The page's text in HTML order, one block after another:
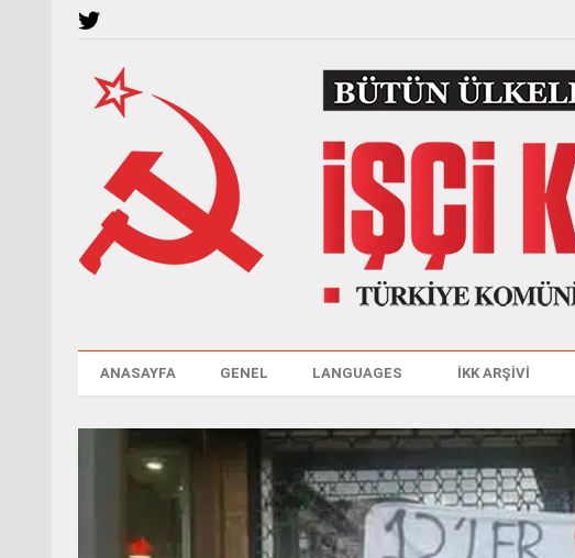
ANASAYFA GENEL LANGUAGES İKK ARŞİVİ